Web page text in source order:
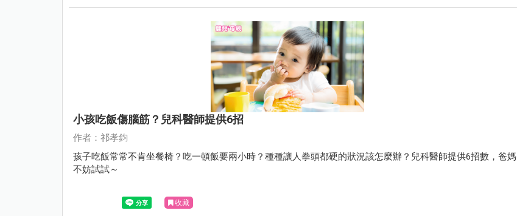
小孩吃飯傷腦筋？兒科醫師提供6招
作者：祁孝鈞
孩子吃飯常常不肯坐餐椅？吃一頓飯要兩小時？種種讓人拳頭都硬的狀況該怎麼辦？兒科醫師提供6招數，爸媽
不妨試試～
收藏